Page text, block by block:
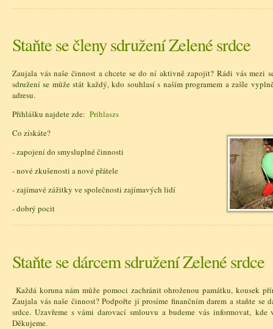
Staňte se členy sdružení Zelené srdce
Zaujala vás naše činnost a chcete se do ní aktivně zapojit? Rádi vás mezi
sdružení se může stát každý, kdo souhlasí s naším programem a zašle
adresu.
Přihlášku najdete zde: Prihlaszs
Co získáte?
- zapojení do smysluplné činnosti
- nové zkušenosti a nové přátele
- zajímavé zážitky ve společnosti zajímavých lidí
- dobrý pocit
Staňte se dárcem sdružení Zelené srdce
Každá koruna nám může pomoci zachránit ohroženou památku, kousek
Zaujala vás naše činnost? Podpořte jí prosíme finančním darem a staňte se
srdce. Uzavřeme s vámi darovací smlouvu a budeme vás informovat, kde
Děkujeme.